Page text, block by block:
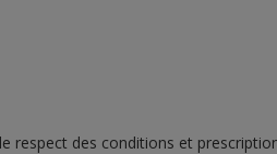
respect des conditions et